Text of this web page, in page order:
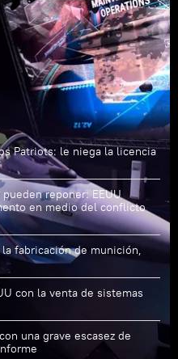
Patriots: le niega la licencia
reponer: EEUU
en medio del conflicto
fabricación de munición,
con la venta de sistemas
una grave escasez de